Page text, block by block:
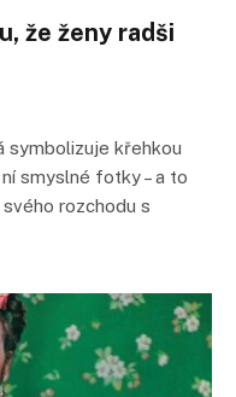
že ženy radši
symbolizuje křehkou
smyslné fotky – a to
rozchodu s